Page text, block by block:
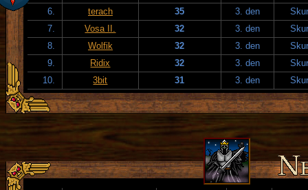
6.
terach 35 3. den
7.
Vosa II. 32 3. den
8.
Wolfik 32 3. den
9.
Ridix 32 3. den
10.
3bit 31 3. den